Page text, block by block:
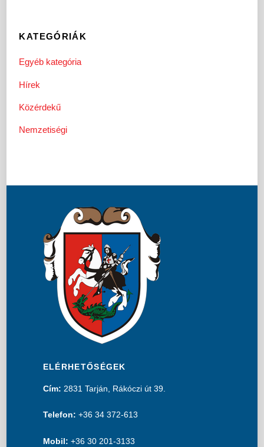
KATEGÓRIÁK
Egyéb kategória
Hírek
Közérdekű
Nemzetiségi
ELÉRHETŐSÉGEK
Cím: 2831 Tarján, Rákóczi út 39.
Telefon: +36 34 372-613
Mobil: +36 30 201-3133